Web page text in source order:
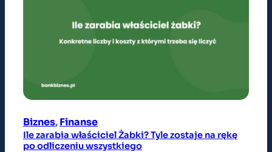
Biznes, Finanse
Ile zarabia właściciel Żabki? Tyle zostaje na rękę
po odliczeniu wszystkiego